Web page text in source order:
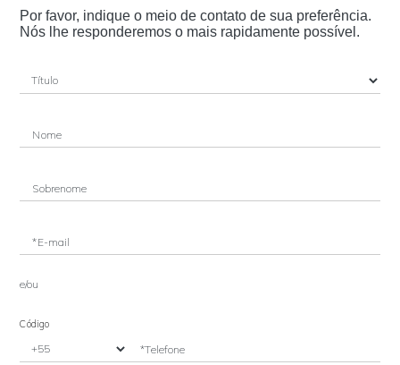
Por favor, indique o meio de contato de sua preferência.
Nós lhe responderemos o mais rapidamente possível.
Nome
Sobrenome
*E-mail
e/ou
Código
*Telefone